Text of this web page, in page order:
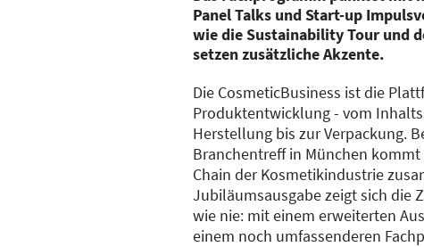
Panel Talks und Start-up
wie die Sustainability Tour und
setzen zusätzliche Akzente.
Die CosmeticBusiness ist die
Produktentwicklung - vom
Herstellung bis zur Verpackung.
Branchentreff in München
Chain der Kosmetikindustrie
Jubiläumsausgabe zeigt sich die
wie nie: mit einem erweiterten
einem noch umfassenderen